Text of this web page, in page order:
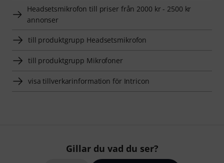
Headsetsmikrofon till priser från 2000 kr - 2500 kr
annonser
till produktgrupp Headsetsmikrofon
till produktgrupp Mikrofoner
visa tillverkarinformation för Intricon
Gillar du vad du ser?